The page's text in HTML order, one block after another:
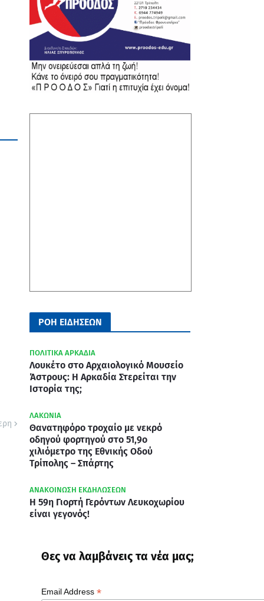
ΡΟΗ ΕΙΔΗΣΕΩΝ
ΠΟΛΙΤΙΚΑ ΑΡΚΑΔΙΑ
Λουκέτο στο Αρχαιολογικό Μουσείο
Άστρους: Η Αρκαδία Στερείται την
Ιστορία της;
ΛΑΚΩΝΙΑ
Θανατηφόρο τροχαίο με νεκρό
οδηγού φορτηγού στο 51,9ο
χιλιόμετρο της Εθνικής Οδού
Τρίπολης – Σπάρτης
ΑΝΑΚΟΙΝΩΣΗ ΕΚΔΗΛΩΣΕΩΝ
Η 59η Γιορτή Γερόντων Λευκοχωρίου
είναι γεγονός!
Θες να λαμβάνεις τα νέα μας;
Email Address *